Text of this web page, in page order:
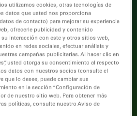
utilizamos cookies, otras tecnologías de
datos que usted nos proporciona
de contacto) para mejorar su experiencia
ofrecerle publicidad y contenido
interacción con este y otros sitios web,
en redes sociales, efectuar análisis y
campañas publicitarias. Al hacer clic en
usted otorga su consentimiento al respecto
datos con nuestros socios (consulte el
que lo desee, puede cambiar sus
en la sección “Configuración de
de nuestro sitio web. Para obtener más
políticas, consulte nuestro Aviso de